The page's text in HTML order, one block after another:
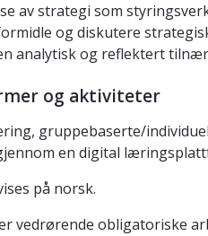
av strategi som
og diskutere
analytisk og reflektert
og aktiviteter
gruppebaserte/
en digital
på norsk.
vedrørende obligatoriske